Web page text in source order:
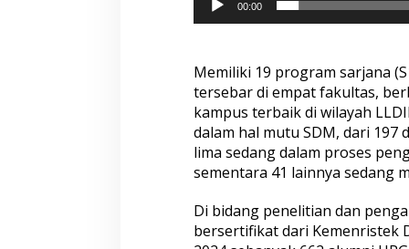
00:00
Memiliki 19 program sarjana
tersebar di empat fakultas,
kampus terbaik di wilayah
dalam hal mutu SDM, dari
lima sedang dalam proses
sementara 41 lainnya sedang
Di bidang penelitian dan
bersertifikat dari Kemenristek